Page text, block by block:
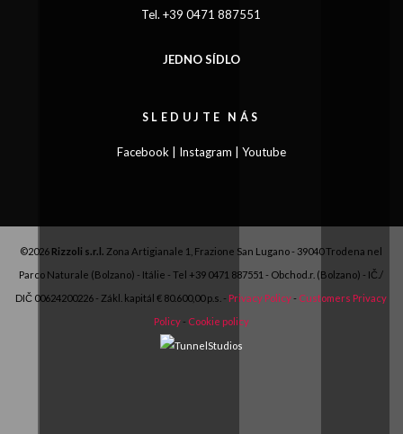
| SE |SK |CZ
Tel. +39 0471 887551
JEDNO SÍDLO
SLEDUJTE NÁS
Facebook Instagram Youtube
©2026 Rizzoli s.r.l. Zona Artigianale 1, Frazione San Lugano - 39040 Trodena nel
Parco Naturale (Bolzano) - Itálie - Tel +39 0471 887551 - Obchod.r. (Bolzano) - IČ./
DIČ 00624200226 - Zákl. kapitál € 80.600,00 p.s. - Privacy Policy- Customers Privacy
Policy - Cookie policy